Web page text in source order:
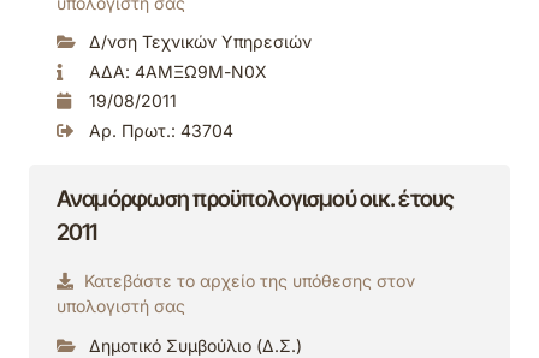
Δ/νση Τεχνικών Υπηρεσιών
ΑΔΑ: 4ΑΜΞΩ9Μ-Ν0Χ
19/08/2011
Αρ. Πρωτ.: 43704
Αναμόρφωση προϋπολογισμού οικ. έτους
2011
Κατεβάστε το αρχείο της υπόθεσης στον
υπολογιστή σας
Δημοτικό Συμβούλιο (Δ.Σ.)